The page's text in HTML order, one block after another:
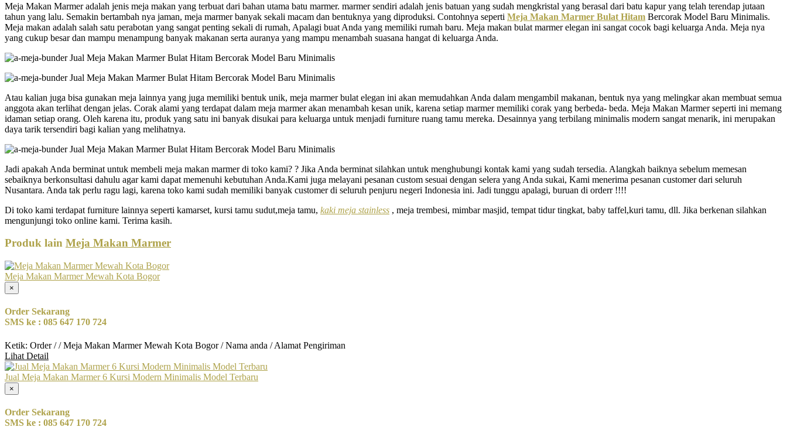
Meja Makan Marmer adalah jenis meja makan yang terbuat dari bahan utama batu marmer. marmer sendiri adalah jenis batuan yang sudah mengkristal yang berasal dari batu kapur yang telah terendap jutaan
tahun yang lalu. Semakin bertambah nya jaman, meja marmer banyak sekali macam dan bentuknya yang diproduksi. Contohnya seperti Meja Makan Marmer Bulat Hitam Bercorak Model Baru Minimalis.
Meja makan adalah salah satu perabotan yang sangat penting sekali di rumah, Apalagi buat Anda yang memiliki rumah baru. Meja makan bulat marmer elegan ini sangat cocok bagi keluarga Anda. Meja nya
yang cukup besar dan mampu menampung banyak makanan serta auranya yang mampu menambah suasana hangat di keluarga Anda.
Atau kalian juga bisa gunakan meja lainnya yang juga memiliki bentuk unik, meja marmer bulat elegan ini akan memudahkan Anda dalam mengambil makanan, bentuk nya yang melingkar akan membuat semua
anggota akan terlihat dengan jelas. Corak alami yang terdapat dalam meja marmer akan menambah kesan unik, karena setiap marmer memiliki corak yang berbeda- beda. Meja Makan Marmer seperti ini memang
idaman setiap orang. Oleh karena itu, produk yang satu ini banyak disukai para keluarga untuk menjadi furniture ruang tamu mereka. Desainnya yang terbilang minimalis modern sangat menarik, ini merupakan
daya tarik tersendiri bagi kalian yang melihatnya.
Jadi apakah Anda berminat untuk membeli meja makan marmer di toko kami? ? Jika Anda berminat silahkan untuk menghubungi kontak kami yang sudah tersedia. Alangkah baiknya sebelum memesan
sebaiknya berkonsultasi dahulu agar kami dapat memenuhi kebutuhan Anda.Kami juga melayani pesanan custom sesuai dengan selera yang Anda sukai, Kami menerima pesanan customer dari seluruh
Nusantara. Anda tak perlu ragu lagi, karena toko kami sudah memiliki banyak customer di seluruh penjuru negeri Indonesia ini. Jadi tunggu apalagi, buruan di orderr !!!!
Di toko kami terdapat furniture lainnya seperti kamarset, kursi tamu sudut,meja tamu, kaki meja stainless , meja trembesi, mimbar masjid, tempat tidur tingkat, baby taffel,kuri tamu, dll. Jika berkenan silahkan
mengunjungi toko online kami. Terima kasih.
Produk lain Meja Makan Marmer
Meja Makan Marmer Mewah Kota Bogor
×
Order Sekarang
SMS ke : 085 647 170 724
Ketik: Order / / Meja Makan Marmer Mewah Kota Bogor / Nama anda / Alamat Pengiriman
Lihat Detail
Jual Meja Makan Marmer 6 Kursi Modern Minimalis Model Terbaru
×
Order Sekarang
SMS ke : 085 647 170 724